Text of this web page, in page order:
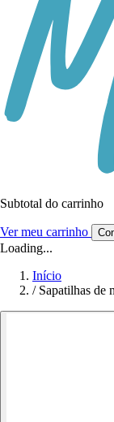
Subtotal do carrinho
Ver meu carrinho
Loading...
Início
/ Sapatilhas de